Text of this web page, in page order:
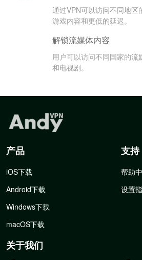
通过VPN可以访问不同地区
游戏内容和更低的延迟。
解锁流媒体内容
用户可以访问不同国家的流
和电视剧。
产品
iOS下载
Android下载
Windows下载
macOS下载
支持
帮助
设置
关于我们